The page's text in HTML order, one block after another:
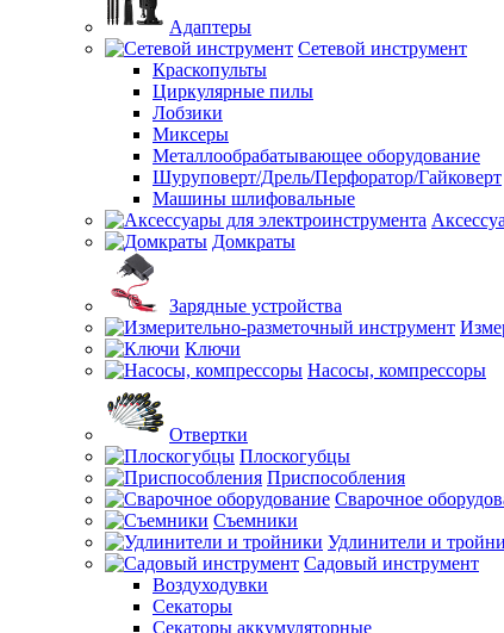
Адаптеры
Сетевой инструмент
Краскопульты
Циркулярные пилы
Лобзики
Миксеры
Металлообрабатывающее оборудование
Шуруповерт/Дрель/Перфоратор/Гайковерт
Машины шлифовальные
Домкраты
Зарядные устройства
Ключи
Насосы, компрессоры
Отвертки
Плоскогубцы
Приспособления
Сварочное
Съемники
Удлинители и
Садовый инструмент
Воздуходувки
Секаторы
Секаторы аккумуляторные